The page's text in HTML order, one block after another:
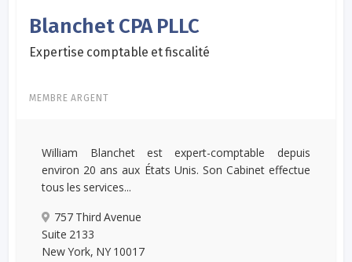
Blanchet CPA PLLC
Expertise comptable et fiscalité
MEMBRE ARGENT
William Blanchet est expert-comptable depuis
environ 20 ans aux États Unis. Son Cabinet effectue
tous les services...
757 Third Avenue
Suite 2133
New York, NY 10017